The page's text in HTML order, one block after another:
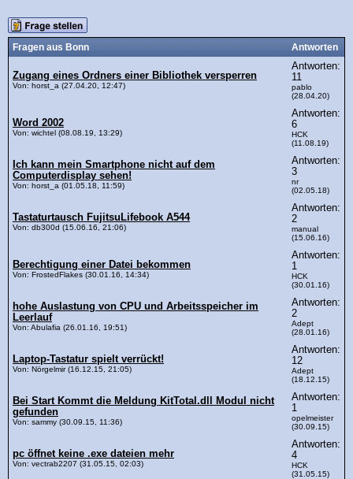
Fragen aus Bonn Antworten
Zugang eines Ordners einer Bibliothek versperren
Von: horst_a (27.04.20, 12:47)
Antworten:
11
pablo
(28.04.20)
Word 2002
Von: wichtel (08.08.19, 13:29)
Antworten:
6
HCK
(11.08.19)
Ich kann mein Smartphone nicht auf dem
Computerdisplay sehen!
Von: horst_a (01.05.18, 11:59)
Antworten:
3
nr
(02.05.18)
Tastaturtausch FujitsuLifebook A544
Von: db300d (15.06.16, 21:06)
Antworten:
2
manual
(15.06.16)
Berechtigung einer Datei bekommen
Von: FrostedFlakes (30.01.16, 14:34)
Antworten:
1
HCK
(30.01.16)
hohe Auslastung von CPU und Arbeitsspeicher im
Leerlauf
Von: Abulafia (26.01.16, 19:51)
Antworten:
2
Adept
(28.01.16)
Laptop-Tastatur spielt verrückt!
Von: Nörgelmir (16.12.15, 21:05)
Antworten:
12
Adept
(18.12.15)
Bei Start Kommt die Meldung KitTotal.dll Modul nicht
gefunden
Von: sammy (30.09.15, 11:36)
Antworten:
1
opelmeister
(30.09.15)
pc öffnet keine .exe dateien mehr
Von: vectrab2207 (31.05.15, 02:03)
Antworten:
4
HCK
(31.05.15)